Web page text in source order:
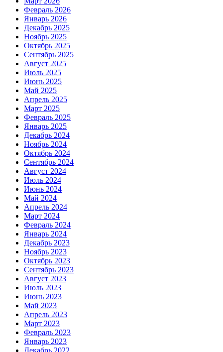
Февраль 2026
Январь 2026
Декабрь 2025
Ноябрь 2025
Октябрь 2025
Сентябрь 2025
Август 2025
Июль 2025
Июнь 2025
Май 2025
Апрель 2025
Март 2025
Февраль 2025
Январь 2025
Декабрь 2024
Ноябрь 2024
Октябрь 2024
Сентябрь 2024
Август 2024
Июль 2024
Июнь 2024
Май 2024
Апрель 2024
Март 2024
Февраль 2024
Январь 2024
Декабрь 2023
Ноябрь 2023
Октябрь 2023
Сентябрь 2023
Август 2023
Июль 2023
Июнь 2023
Май 2023
Апрель 2023
Март 2023
Февраль 2023
Январь 2023
Декабрь 2022